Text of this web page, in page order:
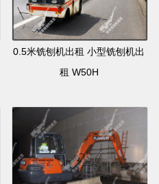
0.5米铣刨机出租 小型铣刨机出
租 W50H